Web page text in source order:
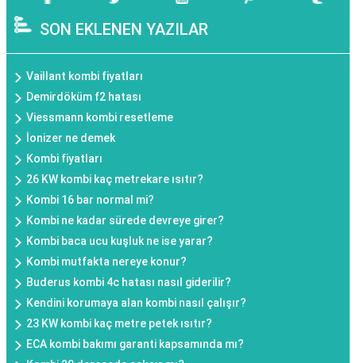
SON EKLENEN YAZILAR
Vaillant kombi fiyatları
Demirdöküm f2 hatası
Viessmann kombi resetleme
İonizer ne demek
Kombi fiyatları
26 KW kombi kaç metrekare ısıtır?
Kombi 16 bar normal mi?
Kombi ne kadar sürede devreye girer?
Kombi baca ucu kuşluk ne ise yarar?
Kombi mutfakta nereye konur?
Buderus kombi 4c hatası nasıl giderilir?
Kendini korumaya alan kombi nasıl çalışır?
23 KW kombi kaç metre petek ısıtır?
ECA kombi bakımı garanti kapsamında mı?